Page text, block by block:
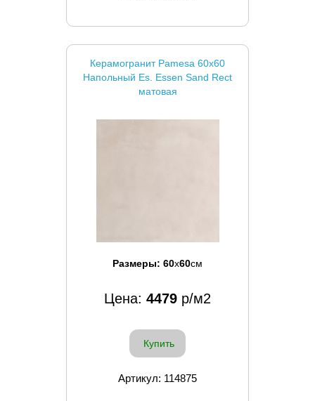
Керамогранит Pamesa 60x60
Напольный Es. Essen Sand Rect
матовая
Размеры: 60x60см
Цена: 4479 р/м2
Купить
Артикул: 114875